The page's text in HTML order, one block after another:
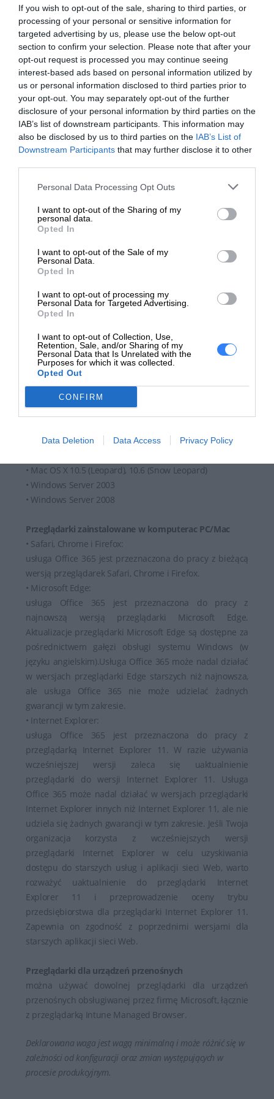
If you wish to opt-out of the sale, sharing to third parties, or
processing of your personal or sensitive information for
targeted advertising by us, please use the below opt-out
section to confirm your selection. Please note that after your
opt-out request is processed you may continue seeing
interest-based ads based on personal information utilized by
us or personal information disclosed to third parties prior to
your opt-out. You may separately opt-out of the further
disclosure of your personal information by third parties on the
IAB’s list of downstream participants. This information may
also be disclosed by us to third parties on the IAB’s List of
Downstream Participants that may further disclose it to other
Personal Data Processing Opt Outs
I want to opt-out of the Sharing of my
personal data.
Opted In
I want to opt-out of the Sale of my
Personal Data.
Opted In
I want to opt-out of processing my
Personal Data for Targeted Advertising.
Opted In
I want to opt-out of Collection, Use,
Retention, Sale, and/or Sharing of my
Personal Data that Is Unrelated with the
Purposes for which it was collected.
Opted Out
CONFIRM
Data Deletion Data Access Privacy Policy
pracy zespołowej dzięki możliwości pracy wielu osób w
czasie rzeczywistym na tym samym dokumencie.
• Skype dla Firm - Skype można zainstalować offline, ale
jest też dostępny online. Pozwala na połączenia video
oraz głosowe z innymi osobami, przesyłanie wiadomości
na czacie i konferencje.
• SharePoint - to witryna intranetowa dla działów,
zespołów, projektów. SharePoint jest rozbudowanym, ale
prostym w obsłudze narzędziem. Pozwala zarządzać
wieloma zasobami firmy z jednego miejsca.
• Yammer - komunikator służący jednocześnie do
gromadzenia zasobów przypisanych do danego projektu.
Pozwala tworzenie grup projektowych, działowych czy
• Aplikacje Office w wersji online - Word, Excel,
PowerPoint, OneNote, Publisher w wersji online
urządzeniach stacjonarnych, jak i mobilnych.
Ponadto Office 365 Business Essentials zawiera
narzędzia do spersonalizowanego wyszukiwania i
odnajdowania. Ich zaawansowane funkcje pozwalają
szybko odnaleźć potrzebne pliki.
Wymagania systemowe
Komputery PC/Mac - zainstalowany system operacyjny
• Windows XP z dodatkiem SP3
• Windows Vista z dodatkiem SP2
• Windows 10
• Mac OS X 10.5 (Leopard), 10.6 (Snow Leopard)
• Windows Server 2003
• Windows Server 2008
Przeglądarki zainstalowane w komputerac PC/Mac
• Safari, Chrome i Firefox:
usługa Office 365 jest przeznaczona do pracy z bieżącą
wersją przeglądarek Safari, Chrome i Firefox.
• Microsoft Edge:
usługa Office 365 jest przeznaczona do pracy z
najnowszą wersją przeglądarki Microsoft Edge.
Aktualizacje przeglądarki Microsoft Edge są dostępne za
pośrednictwem gałęzi obsługi systemu Windows (w
języku angielskim).Usługa Office 365 może nadal działać
w wersjach przeglądarki Edge starszych niż najnowsza,
ale usługa Office 365 nie może udzielać żadnych
gwarancji w tym zakresie.
• Internet Explorer:
usługa Office 365 jest przeznaczona do pracy z
przeglądarką Internet Explorer 11. W razie używania
wcześniejszej wersji zaleca się uaktualnienie
przeglądarki do wersji Internet Explorer 11. Usługa
Office 365 może nadal działać w wersjach przeglądarki
Internet Explorer innych niż Internet Explorer 11, ale nie
udziela się żadnych gwarancji w tym zakresie. Jeśli Twoja
organizacja korzysta z wcześniejszych wersji
przeglądarki Internet Explorer w celu uzyskiwania
dostępu do starszych usług i aplikacji sieci Web, warto
rozważyć uaktualnienie do przeglądarki Internet
Explorer 11 i przeprowadzenie oceny trybu
przedsiębiorstwa dla przeglądarki Internet Explorer 11.
Zapewnia on zgodność z poprzednimi wersjami dla
starszych aplikacji sieci Web.
Przeglądarki dla urządzeń przenośnych
można używać dowolnej przeglądarki dla urządzeń
przenośnych obsługiwanej przez firmę Microsoft, łącznie
z przeglądarką Intune Managed Browser.
Deklarowana waga jest wagą minimalną i może różnić się w
zależności od konfiguracji oraz zmian występujących w
procesie produkcyjnym.